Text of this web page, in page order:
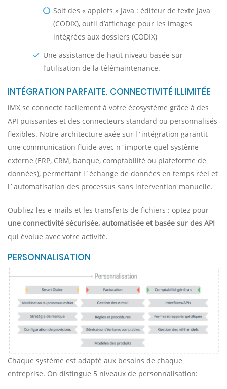
Soit des « applets » Java : éditeur de texte Java
(CODIX), outil d’affichage pour les images
intégrées aux dossiers (CODIX)
Une assistance de haut niveau basée sur
l’utilisation de la télémaintenance.
INTÉGRATION PARFAITE. CONNECTIVITÉ ILLIMITÉE
iMX se connecte facilement à votre écosystème grâce à des
API puissantes et des connecteurs standard ou personnalisés
flexibles. Notre architecture axée sur l`intégration garantit
une communication fluide avec n`importe quel système
externe (ERP, CRM, banque, comptabilité ou plateforme de
données), permettant l`échange de données en temps réel et
l`automatisation des processus sans intervention manuelle.
Oubliez les e-mails et les transferts de fichiers : optez pour
une connectivité sécurisée, automatisée et basée sur des API
qui évolue avec votre activité.
PERSONNALISATION
Chaque système est adapté aux besoins de chaque
entreprise. On distingue 5 niveaux de personnalisation: